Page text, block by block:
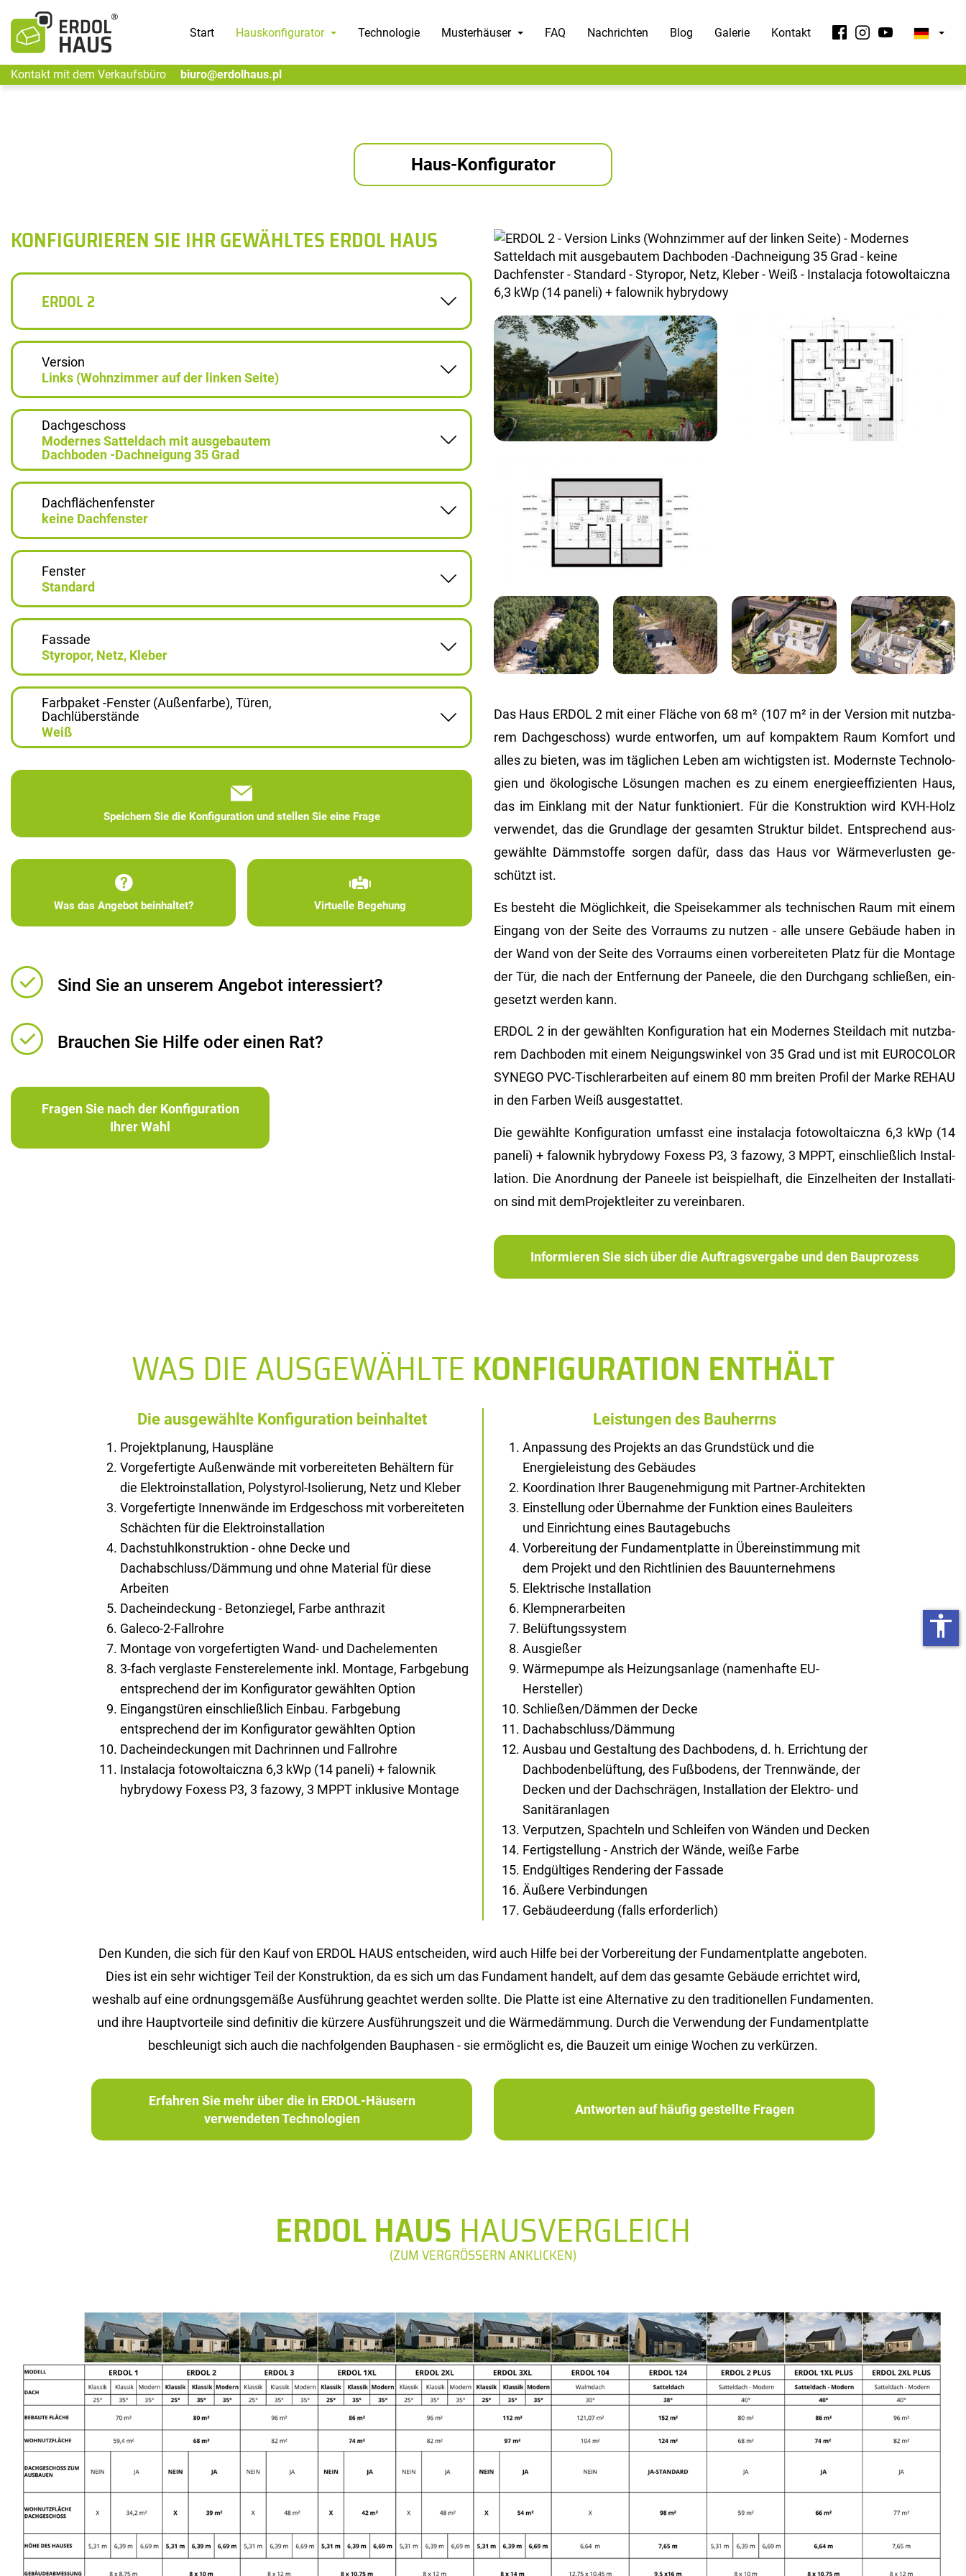
Start Hauskonfigurator Technologie Musterhäuser FAQ Nachrichten Blog Galerie Kontakt
Kontakt mit dem Verkaufsbüro biuro@erdolhaus.pl
Haus-Konfigurator
Das Haus ERDOL 2 mit einer Flä­che von 68 m² (107 m² in der Ver­si­on mit nutz­ba­
rem Dach­ge­schoss) wurde ent­wor­fen, um auf kom­pak­tem Raum Kom­fort und
alles zu bie­ten, was im täg­li­chen Leben am wich­tigs­ten ist. Mo­derns­te Tech­no­lo­
gi­en und öko­lo­gi­sche Lö­sun­gen ma­chen es zu einem en­er­gie­ef­fi­zi­en­ten Haus,
das im Ein­klang mit der Natur funk­tio­niert. Für die Kon­struk­ti­on wird KVH-Holz
ver­wen­det, das die Grund­la­ge der ge­sam­ten Struk­tur bil­det. Ent­spre­chend aus­
ge­wähl­te Dämm­stof­fe sor­gen dafür, dass das Haus vor Wär­me­ver­lus­ten ge­
schützt ist.
Es be­steht die Mög­lich­keit, die Spei­se­kam­mer als tech­ni­schen Raum mit einem
Ein­gang von der Seite des Vor­raums zu nut­zen - alle un­se­re Ge­bäu­de haben in
der Wand von der Seite des Vor­raums einen vor­be­rei­te­ten Platz für die Mon­ta­ge
der Tür, die nach der Ent­fer­nung der Pa­nee­le, die den Durch­gang schlie­ßen, ein­
ge­setzt wer­den kann.
ERDOL 2 in der ge­wähl­ten Kon­fi­gu­ra­ti­on hat ein Mo­der­nes Steil­dach mit nutz­ba­
rem Dach­bo­den mit einem Nei­gungs­win­kel von 35 Grad und ist mit EU­RO­CO­LOR
SYN­EGO PVC-Tisch­ler­ar­bei­ten auf einem 80 mm brei­ten Pro­fil der Marke REHAU
in den Far­ben Weiß aus­ge­stat­tet.
Die ge­wähl­te Kon­fi­gu­ra­ti­on um­fasst eine instalac­ja fo­to­wol­taicz­na 6,3 kWp (14
pa­ne­li) + fa­low­nik hy­bry­dowy Fo­xess P3, 3 fa­zowy, 3 MPPT, ein­schlie­ß­lich In­stal­
la­ti­on. Die An­ord­nung der Pa­nee­le ist bei­spiel­haft, die Ein­zel­hei­ten der In­stal­la­ti­
on sind mit dem­Pro­jekt­lei­ter zu ver­ein­ba­ren.
Informieren Sie sich über die Auftragsvergabe und den Bauprozess
KONFIGURIEREN SIE IHR GEWÄHLTES ERDOL HAUS
ERDOL 2
Version
Links (Wohnzimmer auf der linken Seite)
Dachgeschoss
Modernes Satteldach mit ausgebautem
Dachboden -Dachneigung 35 Grad
Dachflächenfenster
keine Dachfenster
Fenster
Standard
Fassade
Styropor, Netz, Kleber
Farbpaket -Fenster (Außenfarbe), Türen,
Dachlüberstände
Weiß
Speichern Sie die Konfiguration und stellen Sie eine Frage
Was das Angebot beinhaltet? Virtuelle Begehung
Sind Sie an unserem Angebot interessiert?
Brauchen Sie Hilfe oder einen Rat?
Fragen Sie nach der Konfiguration
Ihrer Wahl
WAS DIE AUSGEWÄHLTE KONFIGURATION ENTHÄLT
Die ausgewählte Konfiguration beinhaltet
Projektplanung, Hauspläne
Vorgefertigte Außenwände mit vorbereiteten Behältern für
die Elektroinstallation, Polystyrol-Isolierung, Netz und Kleber
Vorgefertigte Innenwände im Erdgeschoss mit vorbereiteten
Schächten für die Elektroinstallation
Dachstuhlkonstruktion - ohne Decke und
Dachabschluss/Dämmung und ohne Material für diese
Arbeiten
Dacheindeckung - Betonziegel, Farbe anthrazit
Galeco-2-Fallrohre
Montage von vorgefertigten Wand- und Dachelementen
3-fach verglaste Fensterelemente inkl. Montage, Farbgebung
entsprechend der im Konfigurator gewählten Option
Eingangstüren einschließlich Einbau. Farbgebung
entsprechend der im Konfigurator gewählten Option
Dacheindeckungen mit Dachrinnen und Fallrohre
Instalacja fotowoltaiczna 6,3 kWp (14 paneli) + falownik
hybrydowy Foxess P3, 3 fazowy, 3 MPPT inklusive Montage
Leistungen des Bauherrns
Anpassung des Projekts an das Grundstück und die
Energieleistung des Gebäudes
Koordination Ihrer Baugenehmigung mit Partner-Architekten
Einstellung oder Übernahme der Funktion eines Bauleiters
und Einrichtung eines Bautagebuchs
Vorbereitung der Fundamentplatte in Übereinstimmung mit
dem Projekt und den Richtlinien des Bauunternehmens
Elektrische Installation
Klempnerarbeiten
Belüftungssystem
Ausgießer
Wärmepumpe als Heizungsanlage (namenhafte EU-
Hersteller)
Schließen/Dämmen der Decke
Dachabschluss/Dämmung
Ausbau und Gestaltung des Dachbodens, d. h. Errichtung der
Dachbodenbelüftung, des Fußbodens, der Trennwände, der
Decken und der Dachschrägen, Installation der Elektro- und
Sanitäranlagen
Verputzen, Spachteln und Schleifen von Wänden und Decken
Fertigstellung - Anstrich der Wände, weiße Farbe
Endgültiges Rendering der Fassade
Äußere Verbindungen
Gebäudeerdung (falls erforderlich)
Den Kun­den, die sich für den Kauf von ERDOL HAUS ent­schei­den, wird auch Hilfe bei der Vor­be­rei­tung der Fun­da­ment­plat­te an­ge­bo­ten.
Dies ist ein sehr wich­ti­ger Teil der Kon­struk­ti­on, da es sich um das Fun­da­ment han­delt, auf dem das ge­sam­te Ge­bäu­de er­rich­tet wird,
wes­halb auf eine ord­nungs­ge­mä­ße Aus­füh­rung ge­ach­tet wer­den soll­te. Die Plat­te ist eine Al­ter­na­ti­ve zu den tra­di­tio­nel­len Fun­da­men­ten.
und ihre Haupt­vor­tei­le sind de­fi­ni­tiv die kür­ze­re Aus­füh­rungs­zeit und die Wär­me­däm­mung. Durch die Ver­wen­dung der Fun­da­ment­plat­te
be­schleu­nigt sich auch die nach­fol­gen­den Bau­pha­sen - sie er­mög­licht es, die Bau­zeit um ei­ni­ge Wo­chen zu ver­kür­zen.
Erfahren Sie mehr über die in ERDOL-Häusern
verwendeten Technologien
Antworten auf häufig gestellte Fragen
ERDOL HAUS HAUSVERGLEICH
(ZUM VERGRÖSSERN ANKLICKEN)
accessibility